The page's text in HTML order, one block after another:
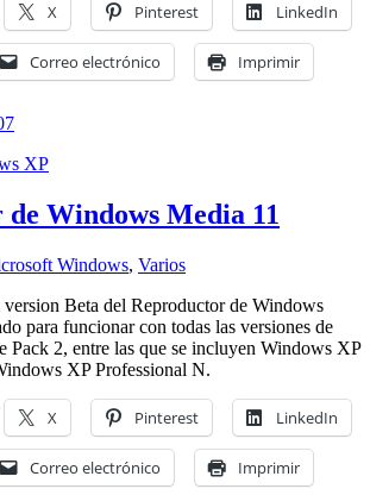
X Pinterest LinkedIn
Correo electrónico Imprimir
XP
Windows Media 11
Windows, Varios
version Beta del Reproductor de Windows
para funcionar con todas las versiones de
Pack 2, entre las que se incluyen Windows XP
XP Professional N.
X Pinterest LinkedIn
Correo electrónico Imprimir